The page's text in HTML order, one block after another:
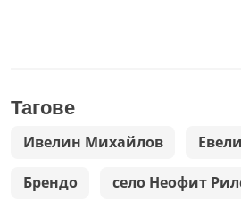
Тагове
Ивелин Михайлов
Брендо село Неофит